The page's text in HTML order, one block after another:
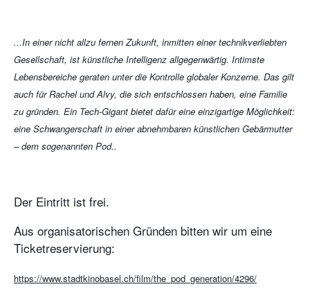
...In einer nicht allzu fernen Zukunft, inmitten einer technikverliebten
Gesellschaft, ist künstliche Intelligenz allgegenwärtig. Intimste
Lebensbereiche geraten unter die Kontrolle globaler Konzerne. Das gilt
auch für Rachel und Alvy, die sich entschlossen haben, eine Familie
zu gründen. Ein Tech-Gigant bietet dafür eine einzigartige Möglichkeit:
eine Schwangerschaft in einer abnehmbaren künstlichen Gebärmutter
– dem sogenannten Pod..
Der Eintritt ist frei.
Aus organisatorischen Gründen bitten wir um eine
Ticketreservierung:
https://www.stadtkinobasel.ch/film/the_pod_generation/4296/